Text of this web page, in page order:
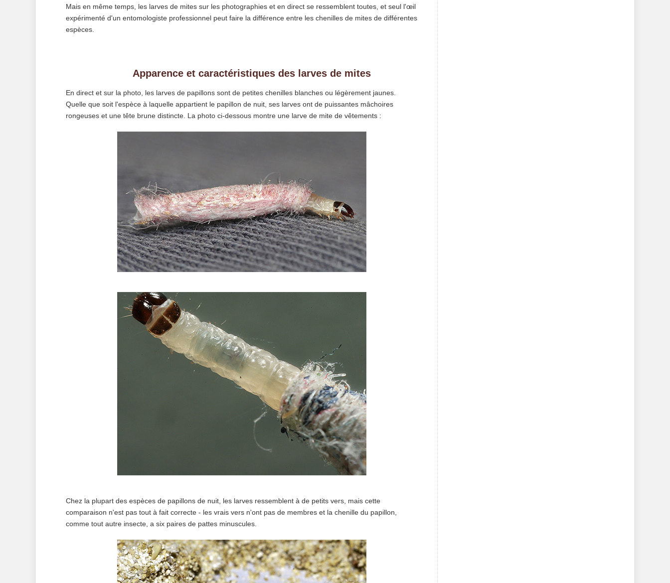
Mais en même temps, les larves de mites sur les photographies et en direct se ressemblent toutes, et seul l'œil
expérimenté d'un entomologiste professionnel peut faire la différence entre les chenilles de mites de différentes
espèces.
Apparence et caractéristiques des larves de mites
En direct et sur la photo, les larves de papillons sont de petites chenilles blanches ou légèrement jaunes.
Quelle que soit l'espèce à laquelle appartient le papillon de nuit, ses larves ont de puissantes mâchoires
rongeuses et une tête brune distincte. La photo ci-dessous montre une larve de mite de vêtements :
Chez la plupart des espèces de papillons de nuit, les larves ressemblent à de petits vers, mais cette
comparaison n'est pas tout à fait correcte - les vrais vers n'ont pas de membres et la chenille du papillon,
comme tout autre insecte, a six paires de pattes minuscules.